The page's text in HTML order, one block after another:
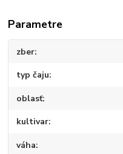
Parametre
zber
typ čaju
oblasť
kultivar
váha